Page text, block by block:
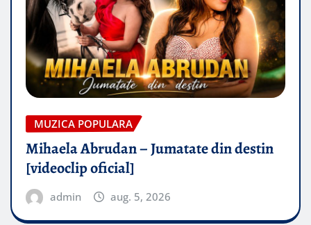
MUZICA POPULARA
Mihaela Abrudan – Jumatate din destin
[videoclip oficial]
admin aug. 5, 2026